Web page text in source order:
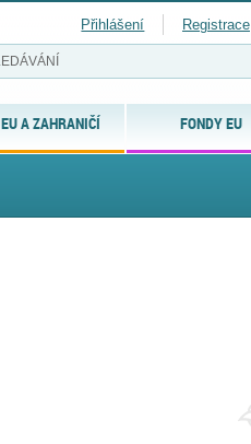
EU A ZAHRANIČÍ FONDY EU
Přihlášení Registrace